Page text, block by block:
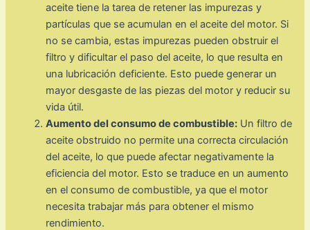
aceite tiene la tarea de retener las impurezas y
partículas que se acumulan en el aceite del motor. Si
no se cambia, estas impurezas pueden obstruir el
filtro y dificultar el paso del aceite, lo que resulta en
una lubricación deficiente. Esto puede generar un
mayor desgaste de las piezas del motor y reducir su
vida útil.
Aumento del consumo de combustible: Un filtro de
aceite obstruido no permite una correcta circulación
del aceite, lo que puede afectar negativamente la
eficiencia del motor. Esto se traduce en un aumento
en el consumo de combustible, ya que el motor
necesita trabajar más para obtener el mismo
rendimiento.